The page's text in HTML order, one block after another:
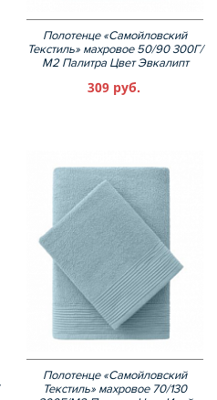
Полотенце «Самойловский
Текстиль» махровое 50/90 300Г/
М2 Палитра Цвет Эвкалипт
309 руб.
Полотенце «Самойловский
Текстиль» махровое 70/130